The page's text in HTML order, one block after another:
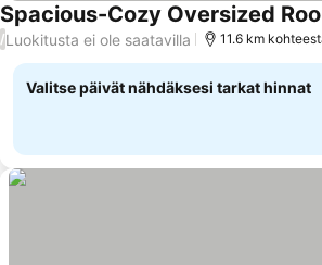
Spacious-Cozy Oversized
/Luokitusta ei ole saatavilla 11.6 km
Valitse päivät nähdäksesi tarkat hinnat